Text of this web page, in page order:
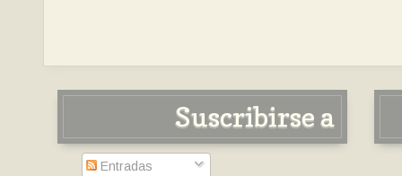
Suscribirse a
Entradas